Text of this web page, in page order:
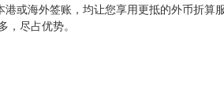
或海外签账，均让您享用更抵的外币折算
尽占优势。